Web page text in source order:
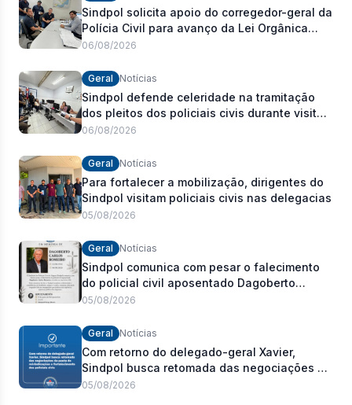
Sindpol solicita apoio do corregedor-geral da
Polícia Civil para avanço da Lei Orgânica
Estadual
06/08/2026
Geral Notícias
Sindpol defende celeridade na tramitação
dos pleitos dos policiais civis durante visita
às delegacias
06/08/2026
Geral Notícias
Para fortalecer a mobilização, dirigentes do
Sindpol visitam policiais civis nas delegacias
05/08/2026
Geral Notícias
Sindpol comunica com pesar o falecimento
do policial civil aposentado Dagoberto
Carlos Romeiro
05/08/2026
Geral Notícias
Com retorno do delegado-geral Xavier,
Sindpol busca retomada das negociações da
pauta de reivindicações e fortalecimento dos
05/08/2026